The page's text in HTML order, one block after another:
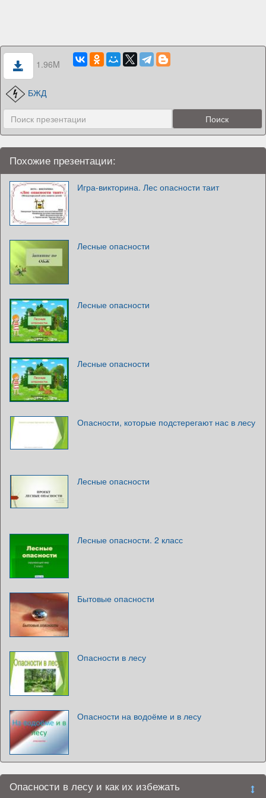
1.96M
БЖД
Похожие презентации:
Игра-викторина. Лес опасности таит
Лесные опасности
Лесные опасности
Лесные опасности
Опасности, которые подстерегают нас в лесу
Лесные опасности
Лесные опасности. 2 класс
Бытовые опасности
Опасности в лесу
Опасности на водоёме и в лесу
Опасности в лесу и как их избежать